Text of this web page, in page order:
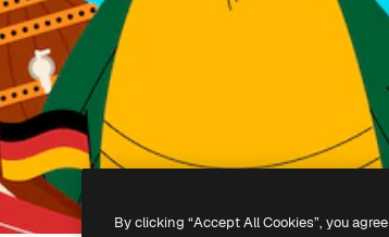
By clicking “Accept All Cookies”, you